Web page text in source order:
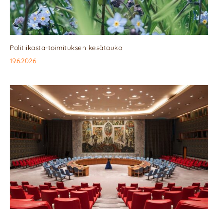
Politiikasta-toimituksen kesätauko
19.6.2026